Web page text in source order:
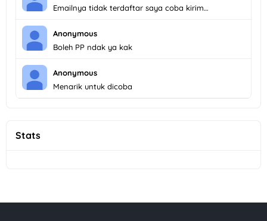
Emailnya tidak terdaftar saya coba kirim…
Anonymous
Boleh PP ndak ya kak
Anonymous
Menarik untuk dicoba
Stats